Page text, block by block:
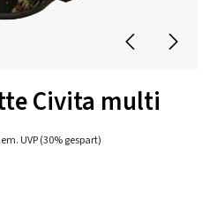
Civita multi
UVP(30% gespart)